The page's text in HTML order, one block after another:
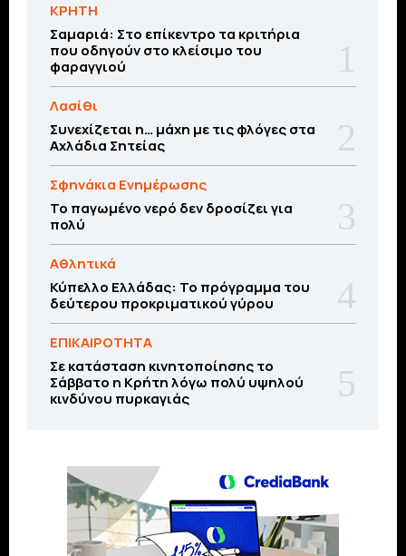
ΚΡΗΤΗ
Σαμαριά: Στο επίκεντρο τα κριτήρια
που οδηγούν στο κλείσιμο του
φαραγγιού
Λασίθι
Συνεχίζεται η… μάχη με τις φλόγες στα
Αχλάδια Σητείας
Σφηνάκια Ενημέρωσης
Το παγωμένο νερό δεν δροσίζει για
πολύ
Αθλητικά
Κύπελλο Ελλάδας: Το πρόγραμμα του
δεύτερου προκριματικού γύρου
ΕΠΙΚΑΙΡΟΤΗΤΑ
Σε κατάσταση κινητοποίησης το
Σάββατο η Κρήτη λόγω πολύ υψηλού
κινδύνου πυρκαγιάς